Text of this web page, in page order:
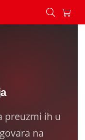
preuzmi ih u
na